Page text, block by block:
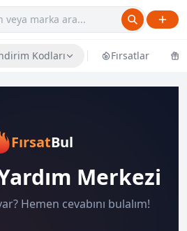
Kodları Fırsatlar
FırsatBul
Merkezi
Hemen cevabını bulalım!